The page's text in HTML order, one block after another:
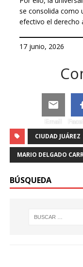
se consolida como
efectivo el derecho
17 junio, 2026
Email
CIUDAD JUÁREZ
MARIO DELGADO
BÚSQUEDA